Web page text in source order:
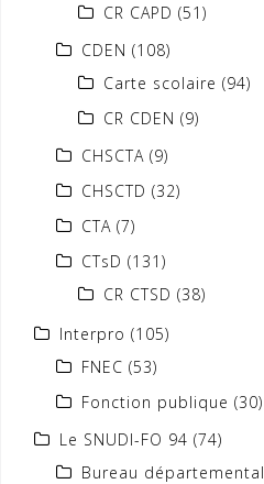
CR CAPD (51)
CDEN (108)
Carte scolaire (94)
CR CDEN (9)
CHSCTA (9)
CHSCTD (32)
CTA (7)
CTsD (131)
CR CTSD (38)
Interpro (105)
FNEC (53)
Fonction publique (30)
Le SNUDI-FO 94 (74)
Bureau départemental